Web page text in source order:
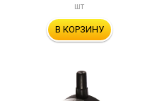
шт
В КОРЗИНУ